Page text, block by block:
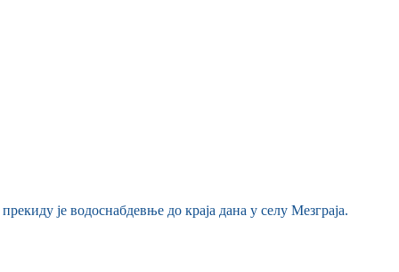
је водоснабдевње до краја дана у селу Мезграја.